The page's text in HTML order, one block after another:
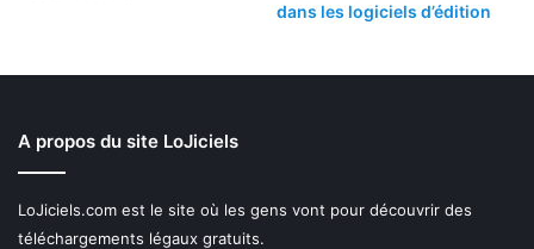
dans les logiciels d’édition
A propos du site LoJiciels
LoJiciels.com est le site où les gens vont pour découvrir des
téléchargements légaux gratuits.